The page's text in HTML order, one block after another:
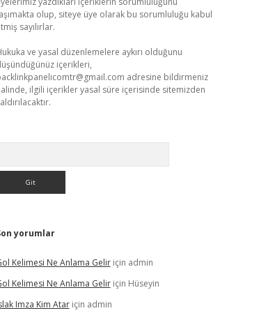
olup, siteye üye olarak bu sorumluluğu kabul
sayılırlar.
ve yasal düzenlemelere aykırı olduğunu
içerikleri,
adresine bildirmeniz
ilgili içerikler yasal süre içerisinde sitemizden
yorumlar
Kelimesi Ne Anlama Geliriçin admin
Kelimesi Ne Anlama Geliriçin Hüseyin
Imza Kim Atariçin admin